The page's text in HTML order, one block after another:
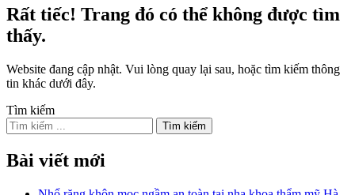
Rất tiếc! Trang đó có thể không được tìm
thấy.
Website đang cập nhật. Vui lòng quay lại sau, hoặc tìm kiếm thông
tin khác dưới đây.
Tìm kiếm
Bài viết mới